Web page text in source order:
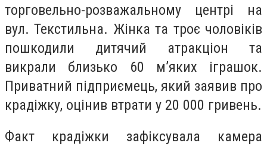
торговельно-розважальному центрі на
вул. Текстильна. Жінка та троє чоловіків
пошкодили дитячий атракціон та
викрали близько 60 мʼяких іграшок.
Приватний підприємець, який заявив про
крадіжку, оцінив втрати у 20 000 гривень.
Факт крадіжки зафіксувала камера